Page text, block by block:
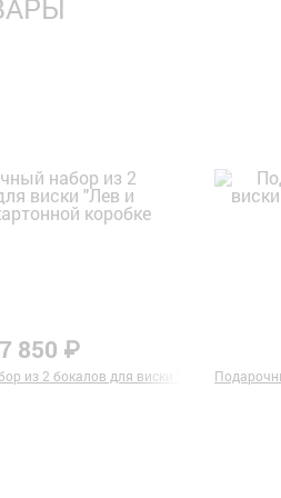
7 850 ₽
из 2 бокалов для виски "Лев и Львица"